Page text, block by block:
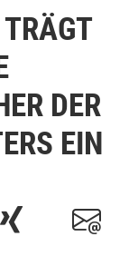
DER
EIN